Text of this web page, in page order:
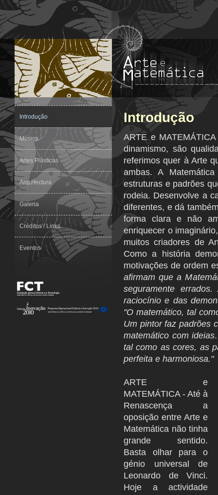
Introdução
Música
Artes Plásticas
Arquitectura
Galeria
Créditos / Links
Eventos
Introdução
ARTE e
dinamismo, são
referimos quer à Arte
ambas. A
estruturas e padrões
rodeia. Desenvolve a
diferentes, e dá
forma clara e não
enriquecer o
muitos criadores de
Como a história
motivações de ordem
afirmam que a
seguramente
raciocínio e das
"O matemático, tal
Um pintor faz padrões
matemático com ideias
tal como as cores, as
perfeita e harmoniosa."
ARTE e
MATEMÁTICA - Até à
Renascença a
oposição entre Arte e
Matemática não tinha
grande sentido.
Basta olhar para o
génio universal de
Leonardo de Vinci.
Hoje a actividade